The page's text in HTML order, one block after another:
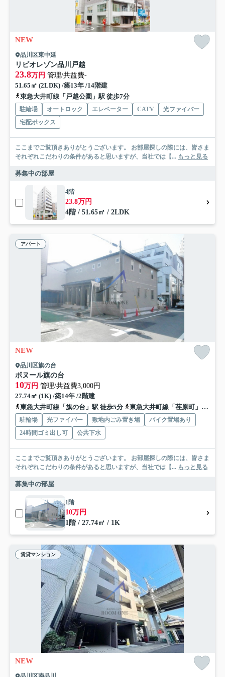
NEW
品川区東中延
リビオレゾン品川戸越
23.8万円 管理/共益費-
51.65㎡ (2LDK) /築13年 /14階建
東急大井町線「戸越公園」駅 徒歩7分
駐輪場 オートロック エレベーター CATV
光ファイバー
宅配ボックス
ここまでご覧頂きありがとうございます。 お部屋探しの際には、皆さま
それぞれこだわりの条件があると思いますが、当社では【... もっと見る
募集中の部屋
4階
23.8万円
4階 / 51.65㎡ / 2LDK
アパート
NEW
品川区旗の台
ボヌール旗の台
10万円 管理/共益費3,000円
27.74㎡ (1K) /築14年 /2階建
東急大井町線「旗の台」駅 徒歩5分
東急大井町線「荏原町」駅 徒歩9分
駐輪場 光ファイバー 敷地内ごみ置き場
バイク置場あり
24時間ゴミ出し可
公共下水
ここまでご覧頂きありがとうございます。 お部屋探しの際には、皆さま
それぞれこだわりの条件があると思いますが、当社では【... もっと見る
募集中の部屋
1階
10万円
1階 / 27.74㎡ / 1K
賃貸マンション
NEW